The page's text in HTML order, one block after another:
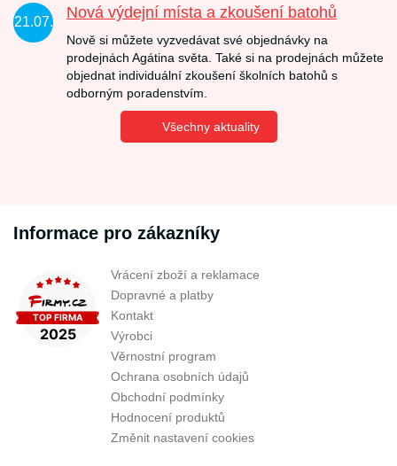
21.07.
Nová výdejní místa a zkoušení batohů
Nově si můžete vyzvedávat své objednávky na
prodejnách Agátina světa. Také si na prodejnách můžete
objednat individuální zkoušení školních batohů s
odborným poradenstvím.
Všechny aktuality
Informace pro zákazníky
Vrácení zboží a reklamace
Dopravné a platby
Kontakt
Výrobci
Věrnostní program
Ochrana osobních údajů
Obchodní podmínky
Hodnocení produktů
Změnit nastavení cookies